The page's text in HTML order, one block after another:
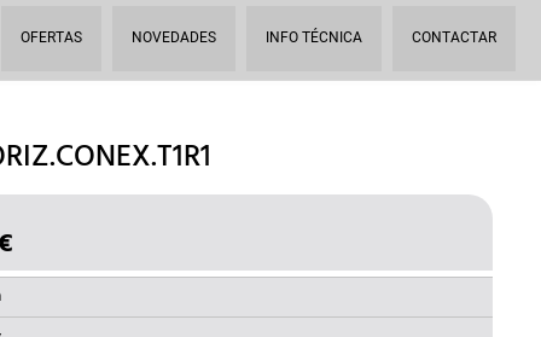
OFERTAS NOVEDADES INFO TÉCNICA CONTACTAR
EL
PRECIO
ES: